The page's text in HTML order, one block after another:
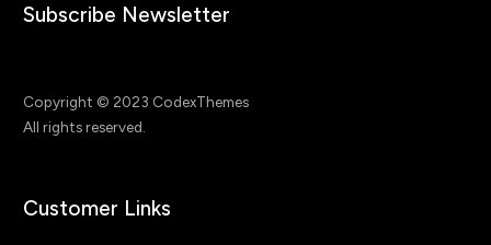
Subscribe Newsletter
Copyright © 2023 CodexThemes
All rights reserved.
Customer Links